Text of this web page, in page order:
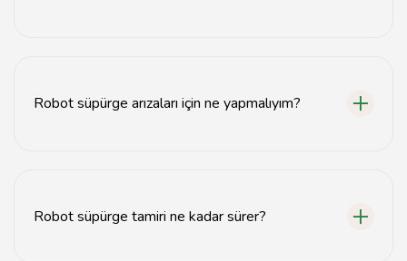
Robot süpürge arızaları için ne yapmalıyım?
Robot süpürge tamiri ne kadar sürer?